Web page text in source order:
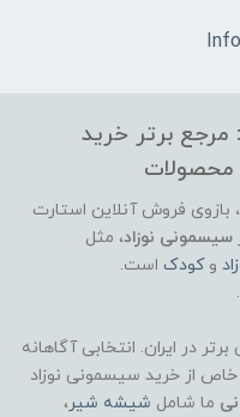
مرجع برتر خرید
محصولات
، بازوی فروش آنلاین استارت
سیسمونی نوزاد، مثل
وکودک است.
در ایران. انتخابی آگاهانه
خاص از خرید سیسمونی نوزاد
ما شامل شیشه شیر ،